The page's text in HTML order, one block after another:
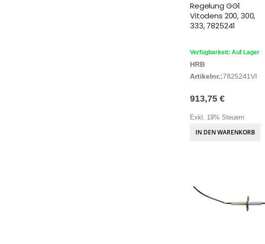
Regelung GG1
Vitodens 200, 300,
333, 7825241
Verfügbarkeit: Auf Lager
HRB
Artikelnr.:7825241VI
913,75 €
Exkl. 19% Steuern
IN DEN WARENKORB